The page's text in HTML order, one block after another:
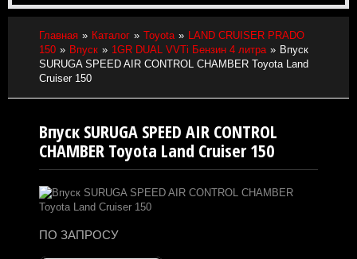
Главная Каталог Toyota
LAND CRUISER PRADO
150
Впуск 1GR DUAL VVTi Бензин 4 литра
Впуск
SURUGA SPEED AIR CONTROL CHAMBER Toyota Land
Cruiser 150
Впуск SURUGA SPEED AIR CONTROL
CHAMBER Toyota Land Cruiser 150
ПО ЗАПРОСУ